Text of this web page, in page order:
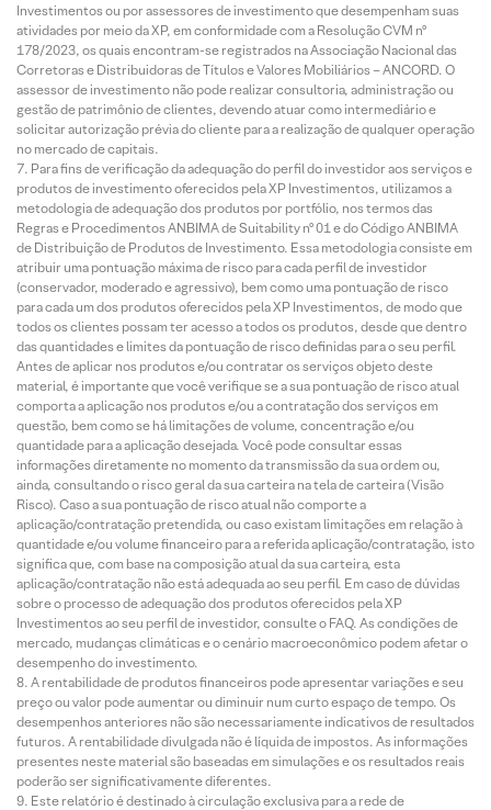
Investimentos ou por assessores de investimento que desempenham suas
atividades por meio da XP, em conformidade com a Resolução CVM nº
178/2023, os quais encontram-se registrados na Associação Nacional das
Corretoras e Distribuidoras de Títulos e Valores Mobiliários – ANCORD. O
assessor de investimento não pode realizar consultoria, administração ou
gestão de patrimônio de clientes, devendo atuar como intermediário e
solicitar autorização prévia do cliente para a realização de qualquer operação
no mercado de capitais.
Para fins de verificação da adequação do perfil do investidor aos serviços e
produtos de investimento oferecidos pela XP Investimentos, utilizamos a
metodologia de adequação dos produtos por portfólio, nos termos das
Regras e Procedimentos ANBIMA de Suitability nº 01 e do Código ANBIMA
de Distribuição de Produtos de Investimento. Essa metodologia consiste em
atribuir uma pontuação máxima de risco para cada perfil de investidor
(conservador, moderado e agressivo), bem como uma pontuação de risco
para cada um dos produtos oferecidos pela XP Investimentos, de modo que
todos os clientes possam ter acesso a todos os produtos, desde que dentro
das quantidades e limites da pontuação de risco definidas para o seu perfil.
Antes de aplicar nos produtos e/ou contratar os serviços objeto deste
material, é importante que você verifique se a sua pontuação de risco atual
comporta a aplicação nos produtos e/ou a contratação dos serviços em
questão, bem como se há limitações de volume, concentração e/ou
quantidade para a aplicação desejada. Você pode consultar essas
informações diretamente no momento da transmissão da sua ordem ou,
ainda, consultando o risco geral da sua carteira na tela de carteira (Visão
Risco). Caso a sua pontuação de risco atual não comporte a
aplicação/contratação pretendida, ou caso existam limitações em relação à
quantidade e/ou volume financeiro para a referida aplicação/contratação, isto
significa que, com base na composição atual da sua carteira, esta
aplicação/contratação não está adequada ao seu perfil. Em caso de dúvidas
sobre o processo de adequação dos produtos oferecidos pela XP
Investimentos ao seu perfil de investidor, consulte o FAQ. As condições de
mercado, mudanças climáticas e o cenário macroeconômico podem afetar o
desempenho do investimento.
A rentabilidade de produtos financeiros pode apresentar variações e seu
preço ou valor pode aumentar ou diminuir num curto espaço de tempo. Os
desempenhos anteriores não são necessariamente indicativos de resultados
futuros. A rentabilidade divulgada não é líquida de impostos. As informações
presentes neste material são baseadas em simulações e os resultados reais
poderão ser significativamente diferentes.
Este relatório é destinado à circulação exclusiva para a rede de